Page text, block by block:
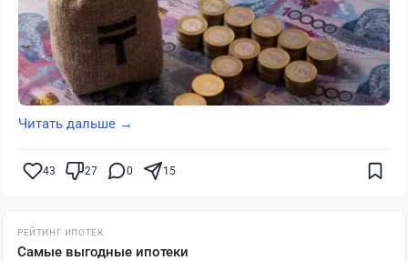
Читать дальше →
43 27 0 15
РЕЙТИНГ ИПОТЕК
Самые выгодные ипотеки